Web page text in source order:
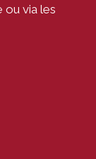
ou via les